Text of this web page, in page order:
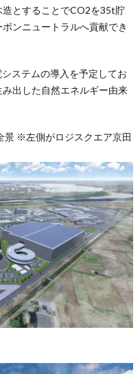
とすることでCO2を35t貯
ンニュートラルへ貢献でき
ステムの導入を予定してお
出した自然エネルギー由来
景 ※左側がロジスクエア京田